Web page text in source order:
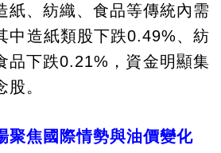
紙、紡織、食品等傳統內需
中造紙類股下跌0.49%、紡
品下跌0.21%，資金明顯集
。
焦國際情勢與油價變化